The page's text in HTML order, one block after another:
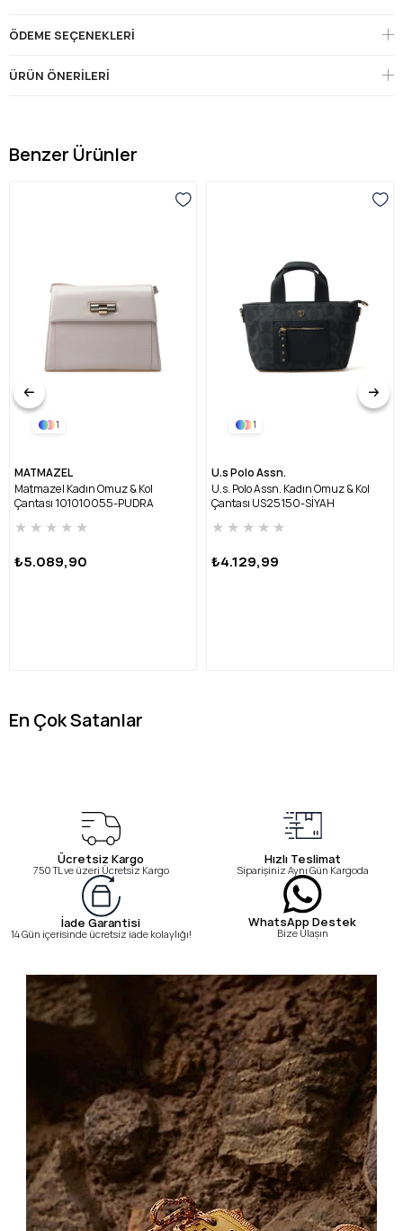
ÖDEME SEÇENEKLERI
ÜRÜN ÖNERILERI
Benzer Ürünler
1
MATMAZEL
Matmazel Kadın Omuz & Kol
Çantası 101010055-PUDRA
★ ★ ★ ★ ★
₺5.089,90
1
U.s Polo Assn.
U.s. Polo Assn. Kadın Omuz & Kol
Çantası US25150-SİYAH
★ ★ ★ ★ ★
₺4.129,99
En Çok Satanlar
Ücretsiz Kargo
750 TL ve üzeri Ücretsiz Kargo
Hızlı Teslimat
Siparişiniz Aynı Gün Kargoda
İade Garantisi
14 Gün içerisinde ücretsiz iade kolaylığı!
WhatsApp Destek
Bize Ulaşın